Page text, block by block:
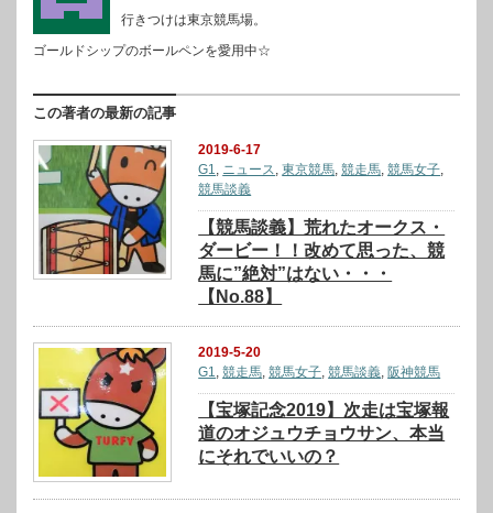
行きつけは東京競馬場。
ゴールドシップのボールペンを愛用中☆
この著者の最新の記事
2019-6-17
G1, ニュース,東京競馬,競走馬,競馬女子,
競馬談義
【競馬談義】荒れたオークス・
ダービー！！改めて思った、競
馬に”絶対”はない・・・
【No.88】
2019-5-20
G1,競走馬,競馬女子,競馬談義, 阪神競馬
【宝塚記念2019】次走は宝塚報
道のオジュウチョウサン、本当
にそれでいいの？